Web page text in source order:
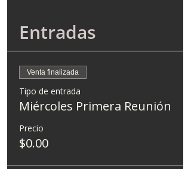
Entradas
Venta finalizada
Tipo de entrada
Miércoles Primera Reunión
Precio
$0.00